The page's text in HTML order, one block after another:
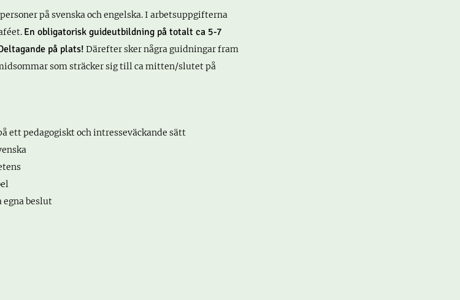
på svenska och engelska. I arbetsuppgifterna
En obligatorisk guideutbildning på totalt ca 5-7
på plats! Därefter sker några guidningar fram
som sträcker sig till ca mitten/slutet på
ett pedagogiskt och intresseväckande sätt
beslut